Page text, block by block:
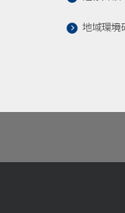
地域環境